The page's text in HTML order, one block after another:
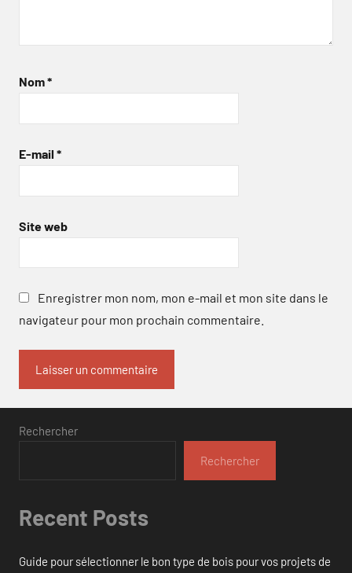
Nom*
E-mail *
Site web
Enregistrer mon nom, mon e-mail et mon site dans le
navigateur pour mon prochain commentaire.
Rechercher
Rechercher
Recent Posts
Guide pour sélectionner le bon type de bois pour vos projets de